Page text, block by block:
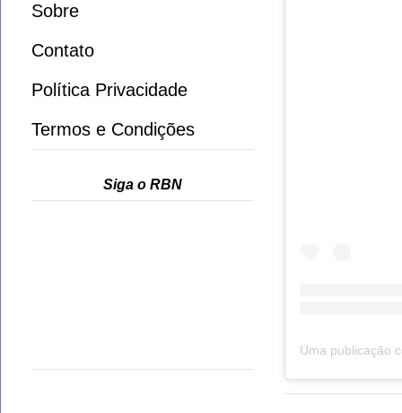
Sobre
Contato
Política Privacidade
Termos e Condições
Siga o RBN